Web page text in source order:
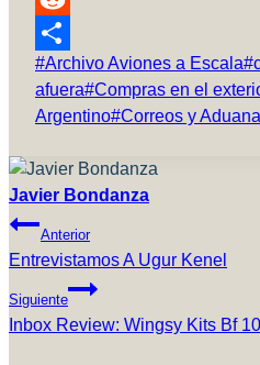
Reddit
Compartir
Etiquetas
de
la
#Archivo Aviones a Escala#
afuera#Compras en el
Argentino#Correos y
Javier Bondanza
Navegación
De
Entradas
Anterior
Entrevistamos A Ugur Kenel
Siguiente
Inbox Review: Wingsy Kits Bf